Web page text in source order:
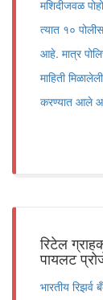
मशिदीजवळ
त्यात १०
आहे. मात्र
माहिती
करण्यात आले
रिटेल
पायलट
भारतीय